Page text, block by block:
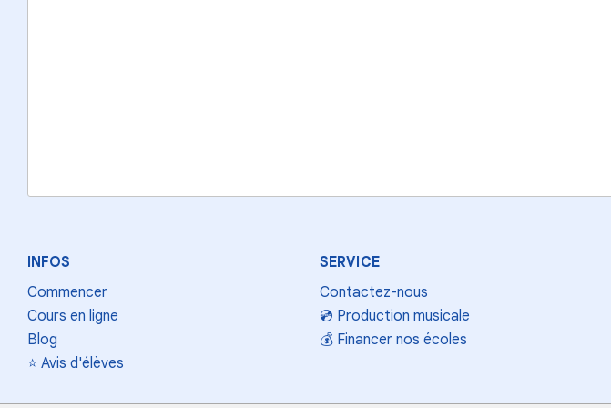
INFOS
Commencer
Cours en ligne
Blog
⭐ Avis d'élèves
SERVICE
Contactez-nous
💿 Production musicale
💰 Financer nos écoles